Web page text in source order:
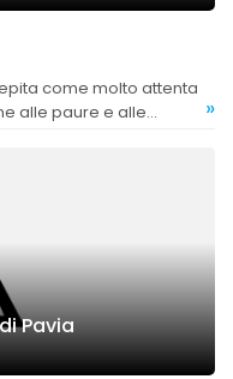
alle paure e alle
»
Pavia